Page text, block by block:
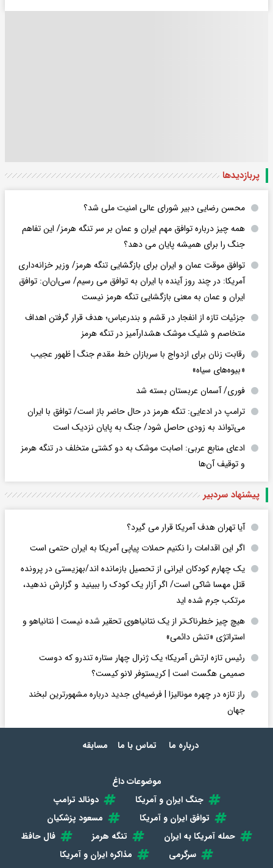
پربازدید‌ها
محسن رضایی دبیر شورای عالی امنیت ملی شد؟
همه چیز درباره توافق مهم ایران و عمان بر سر تنگه هرمز/ این تفاهم
جنگ را برای همیشه پایان می دهد؟
توافق موقت عمان و ایران برای بازگشایی تنگه هرمز/ وزیر خزانه‌داری
آمریکا: در چند روز آینده با ایران به توافق می رسیم/ سی‌ان‌ان: توافق
ایران و عمان به معنی بازگشایی تنگه هرمز نیست
جزئیات تازه از انفجار در قشم و بندرعباس؛ هدف قرار گرفتن اهداف
متخاصم و شلیک موشک هشدارآمیز در تنگه هرمز
رقابت زنان برای ازدواج با سربازان خط مقدم جنگ | ظهور عجیب
«بیوه‌های سیاه»
فوری/ آسمان عربستان بسته شد
ترامپ در ادعایی: تنگه هرمز در حال حاضر باز است/ توافق با ایران
می‌تواند به‌ زودی حاصل شود/ جنگ به پایان نزدیک است
ادعای منابع عربی: اصابت موشک به دو کشتی متخلف در تنگه هرمز
و توقیف آن‌ها
پیشنهاد سردبیر
آیا تهران هدف آمریکا قرار می گیرد؟
اگر این اقدامات را نکنیم حملات پیاپی آمریکا به ایران حتمی است
یک چهارم کودکان ایرانی از تحصیل بازمانده اند/بهزیستی در پرونده
قتل مهسا شاکی است/ اگر آزار یک کودک را ببینید و گزارش ندهید،
مرتکب جرم شده اید
هیچ چیز خطرناک‌تر از یک نتانیاهوی تحقیر شده نیست | نتانیاهو و
استراتژی «تنش دائمی»
رئیس تازه ارتش آمریکا؛ یک ژنرال چهار ستاره تندرو که دوست
صمیمی هگست است | کریستوفر لانو کیست؟
راز تازه در چهره مونالیزا | فرضیه‌ای جدید درباره مشهورترین لبخند
جهان
درباره ما تماس با ما مسابقه
موضوعات داغ
جنگ ایران و آمریکا
دونالد ترامپ
توافق ایران و آمریکا
مسعود پزشکیان
حمله آمریکا به ایران
تنگه هرمز
فال حافظ
سرگرمی
مذاکره ایران و آمریکا